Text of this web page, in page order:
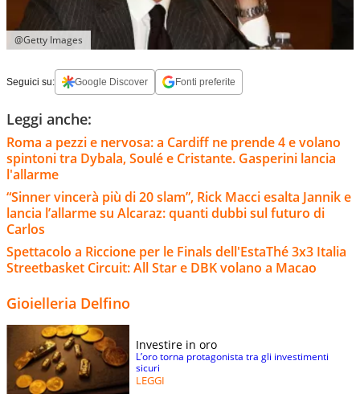
@Getty Images
Seguici su: Google Discover Fonti preferite
Leggi anche:
Roma a pezzi e nervosa: a Cardiff ne prende 4 e volano
spintoni tra Dybala, Soulé e Cristante. Gasperini lancia
l'allarme
“Sinner vincerà più di 20 slam”, Rick Macci esalta Jannik e
lancia l’allarme su Alcaraz: quanti dubbi sul futuro di
Carlos
Spettacolo a Riccione per le Finals dell'EstaThé 3x3 Italia
Streetbasket Circuit: All Star e DBK volano a Macao
Gioielleria Delfino
Investire in oro
L’oro torna protagonista tra gli investimenti
sicuri
LEGGI